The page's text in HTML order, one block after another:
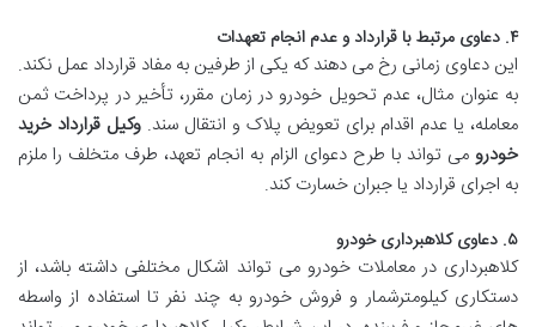
۴. دعاوی مرتبط با قرارداد و عدم انجام تعهدات
این دعاوی زمانی رخ می دهند که یکی از طرفین به مفاد قرارداد عمل نکند.
به عنوان مثال، عدم تحویل خودرو در زمان مقرر، تأخیر در پرداخت ثمن
معامله، یا عدم اقدام برای تعویض پلاک و انتقال سند. وکیل قرارداد خرید
خودرو می تواند با طرح دعوای الزام به انجام تعهد، طرف متخلف را ملزم
به اجرای قرارداد یا جبران خسارت کند.
۵. دعاوی کلاهبرداری خودرو
کلاهبرداری در معاملات خودرو می تواند اشکال مختلفی داشته باشد، از
دستکاری کیلومترشمار و فروش خودرو به چند نفر تا استفاده از واسطه